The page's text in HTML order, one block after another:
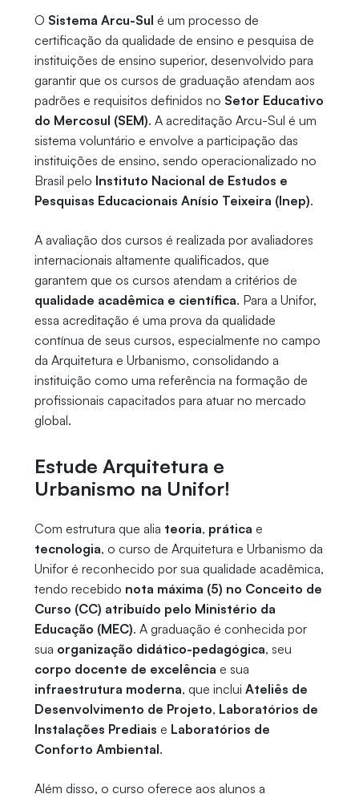
O Sistema Arcu-Sul é um processo de
certificação da qualidade de ensino e pesquisa de
instituições de ensino superior, desenvolvido para
garantir que os cursos de graduação atendam aos
padrões e requisitos definidos no Setor Educativo
do Mercosul (SEM). A acreditação Arcu-Sul é um
sistema voluntário e envolve a participação das
instituições de ensino, sendo operacionalizado no
Brasil pelo Instituto Nacional de Estudos e
Pesquisas Educacionais Anísio Teixeira (Inep).
A avaliação dos cursos é realizada por avaliadores
internacionais altamente qualificados, que
garantem que os cursos atendam a critérios de
qualidade acadêmica e científica. Para a Unifor,
essa acreditação é uma prova da qualidade
contínua de seus cursos, especialmente no campo
da Arquitetura e Urbanismo, consolidando a
instituição como uma referência na formação de
profissionais capacitados para atuar no mercado
global.
Estude Arquitetura e
Urbanismo na Unifor!
Com estrutura que alia teoria, prática e
tecnologia, o curso de Arquitetura e Urbanismo da
Unifor é reconhecido por sua qualidade acadêmica,
tendo recebido nota máxima (5) no Conceito de
Curso (CC) atribuído pelo Ministério da
Educação (MEC). A graduação é conhecida por
sua organização didático-pedagógica, seu
corpo docente de excelência e sua
infraestrutura moderna, que inclui Ateliês de
Desenvolvimento de Projeto, Laboratórios de
Instalações Prediais e Laboratórios de
Conforto Ambiental.
Além disso, o curso oferece aos alunos a